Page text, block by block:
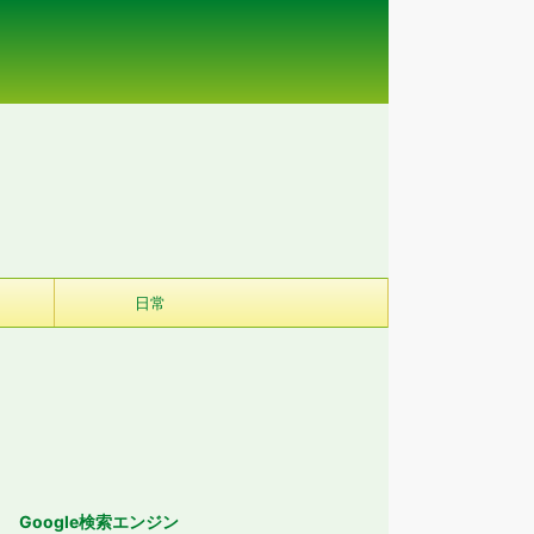
日常
Google検索エンジン